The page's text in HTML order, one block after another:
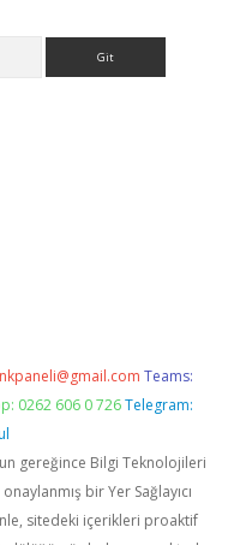
Teams:
0262 606 0 726 Telegram:
gereğince Bilgi Teknolojileri
bir Yer Sağlayıcı
sitedeki içerikleri proaktif